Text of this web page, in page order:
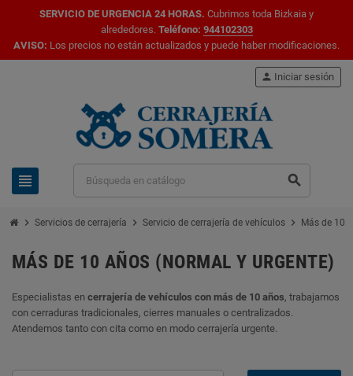
SERVICIO DE URGENCIA 24 HORAS. Cubrimos toda Bizkaia y
alrededores. Teléfono: 944102303
AVISO: Los precios no están actualizados y puede haber modificaciones.
view_headline search
person Iniciar sesión
chevron_right Servicios de cerrajería chevron_right Servicio de cerrajería de vehículos chevron_right Más de 10
MÁS DE 10 AÑOS (NORMAL Y URGENTE)
Especialistas en cerrajería de vehículos con más de 10 años, trabajamos
con cerraduras tradicionales, cierres manuales o centralizados.
Atendemos tanto con cita como en modo cerrajería urgente.